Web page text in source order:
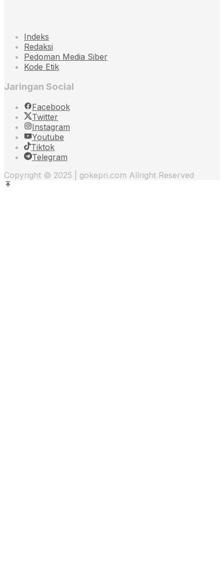
Indeks
Redaksi
Pedoman Media Siber
Kode Etik
Jaringan Social
Facebook
Twitter
Instagram
Youtube
Tiktok
Telegram
Copyright © 2025 | gokepri.com Allright Reserved